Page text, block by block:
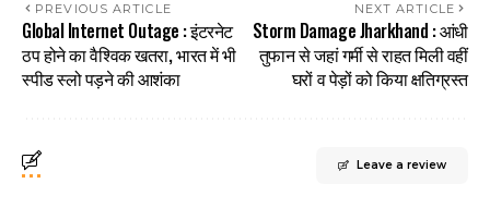
PREVIOUS ARTICLE
Global Internet Outage : इंटरनेट
ठप होने का वैश्विक खतरा, भारत में भी
स्पीड स्लो पड़ने की आशंका
NEXT ARTICLE
Storm Damage Jharkhand : आंधी
तुफान से जहां गर्मी से राहत मिली वहीं
घरों व पेड़ों को किया क्षतिग्रस्त
Leave a review